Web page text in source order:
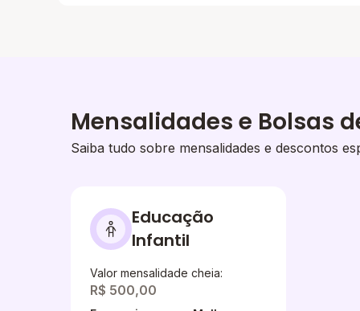
Mensalidades e Bolsas
Saiba tudo sobre mensalidades e descontos
Educação
Infantil
Valor mensalidade cheia:
R$ 500,00